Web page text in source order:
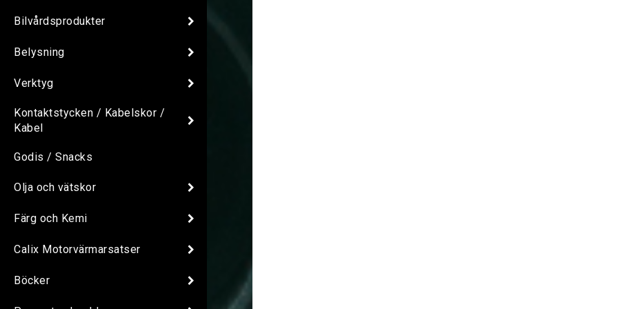
Bilvårdsprodukter
Belysning
Verktyg
Kontaktstycken / Kabelskor /
Kabel
Godis / Snacks
Olja och vätskor
Färg och Kemi
Calix Motorvärmarsatser
Böcker